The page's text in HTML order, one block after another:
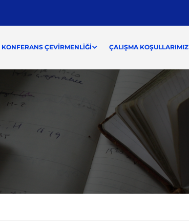
KONFERANS ÇEVIRMENLIĞI ÇALIŞMA KOŞULLARIMIZ